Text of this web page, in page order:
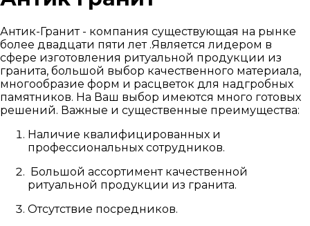
Антик-Гранит - компания существующая на рынке
более двадцати пяти лет .Является лидером в
сфере изготовления ритуальной продукции из
гранита, большой выбор качественного материала,
многообразие форм и расцветок для надгробных
памятников. На Ваш выбор имеются много готовых
решений. Важные и существенные преимущества:
Наличие квалифицированных и
профессиональных сотрудников.
Большой ассортимент качественной
ритуальной продукции из гранита.
Отсутствие посредников.